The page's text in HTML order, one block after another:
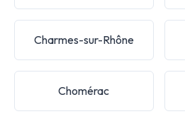
Charmes-sur-Rhône
Chomérac